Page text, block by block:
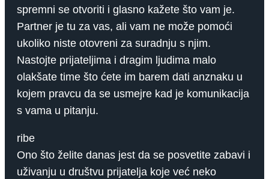
spremni se otvoriti i glasno kažete što vam je.
Partner je tu za vas, ali vam ne može pomoći
ukoliko niste otovreni za suradnju s njim.
Nastojte prijateljima i dragim ljudima malo
olakšate time što ćete im barem dati anznaku u
kojem pravcu da se usmejre kad je komunikacija
s vama u pitanju.
ribe
Ono što želite danas jest da se posvetite zabavi i
uživanju u društvu prijatelja koje već neko